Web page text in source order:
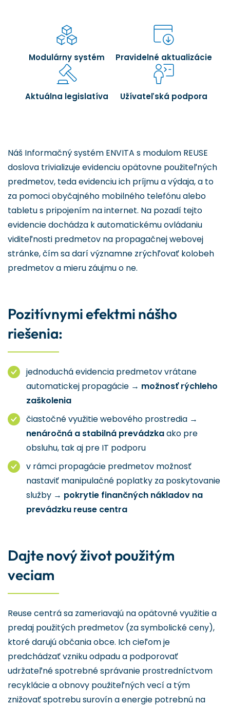
Modulárny systém Pravidelné aktualizácie
Aktuálna legislatíva Užívateľská podpora
Náš Informačný systém ENVITA s modulom REUSE
doslova trivializuje evidenciu opätovne použiteľných
predmetov, teda evidenciu ich príjmu a výdaja, a to
za pomoci obyčajného mobilného telefónu alebo
tabletu s pripojením na internet. Na pozadí tejto
evidencie dochádza k automatickému ovládaniu
viditeľnosti predmetov na propagačnej webovej
stránke, čím sa darí významne zrýchľovať kolobeh
predmetov a mieru záujmu o ne.
Pozitívnymi efektmi nášho
riešenia:
jednoduchá evidencia predmetov vrátane
automatickej propagácie → možnosť rýchleho
zaškolenia
čiastočné využitie webového prostredia →
nenáročná a stabilná prevádzkaako pre
obsluhu, tak aj pre IT podporu
v rámci propagácie predmetov možnosť
nastaviť manipulačné poplatky za poskytovanie
služby → pokrytie finančných nákladov na
prevádzku reuse centra
Dajte nový život použitým
veciam
Reuse centrá sa zameriavajú na opätovné využitie a
predaj použitých predmetov (za symbolické ceny),
ktoré darujú občania obce. Ich cieľom je
predchádzať vzniku odpadu a podporovať
udržateľné spotrebné správanie prostredníctvom
recyklácie a obnovy použiteľných vecí a tým
znižovať spotrebu surovín a energie potrebnú na